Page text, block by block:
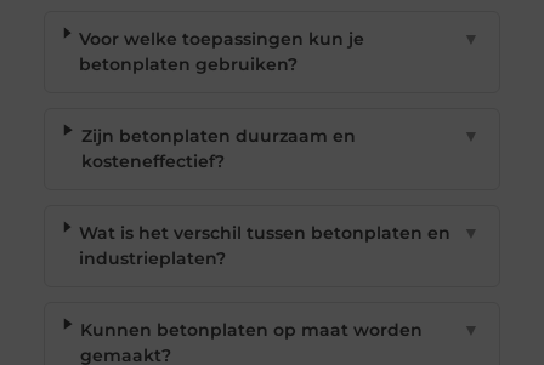
Voor welke toepassingen kun je
betonplaten gebruiken?
▼
Zijn betonplaten duurzaam en
kosteneffectief?
▼
Wat is het verschil tussen betonplaten en
industrieplaten?
▼
Kunnen betonplaten op maat worden
gemaakt?
▼